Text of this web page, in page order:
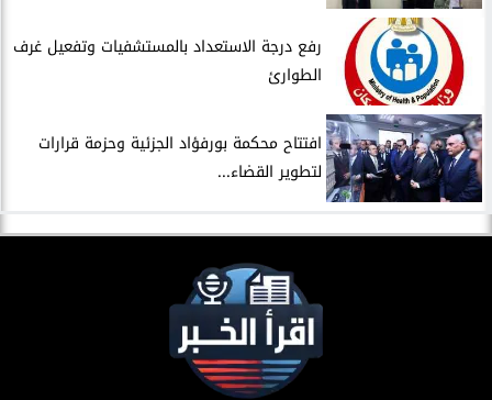
​رفع درجة الاستعداد بالمستشفيات وتفعيل غرف
الطوارئ
افتتاح محكمة بورفؤاد الجزئية وحزمة قرارات
لتطوير القضاء...